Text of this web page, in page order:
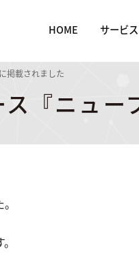
HOME サービス
掲載されました
『ニュ